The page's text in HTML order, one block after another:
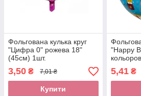
Фольгована кулька круг
"Цифра 0" рожева 18"
(45см) 1шт.
3,50 ₴ 7,01 ₴
Купити
"Happy
5,41₴